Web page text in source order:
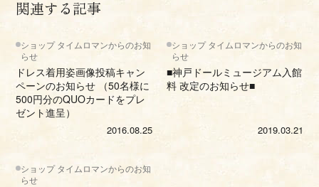
関連する記事
ショップ タイムロマンからのお知
らせ
ドレス着用姿画像投稿キャン
ペーンのお知らせ （50名様に
500円分のQUOカードをプレ
ゼント進呈）
2016.08.25
ショップ タイムロマンからのお知
らせ
■神戸ドールミュージアム入館
料 改定のお知らせ■
2019.03.21
ショップ タイムロマンからのお知
らせ